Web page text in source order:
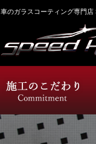
車のガラスコーティング専門店